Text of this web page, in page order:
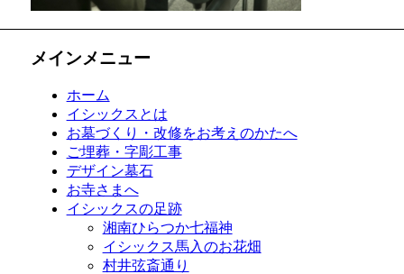
メインメニュー
ホーム
イシックスとは
お墓づくり・改修をお考えのかたへ
ご埋葬・字彫工事
デザイン墓石
お寺さまへ
イシックスの足跡
湘南ひらつか七福神
イシックス馬入のお花畑
村井弦斎通り